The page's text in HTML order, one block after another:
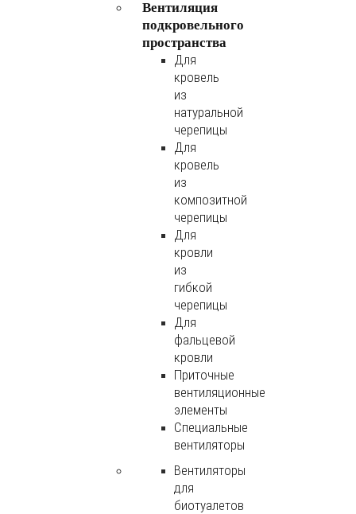
Вентиляция
подкровельного
пространства
Для
кровель
из
натуральной
черепицы
Для
кровель
из
композитной
черепицы
Для
кровли
из
гибкой
черепицы
Для
фальцевой
кровли
Приточные
вентиляционные
элементы
Специальные
вентиляторы
Вентиляторы
для
биотуалетов